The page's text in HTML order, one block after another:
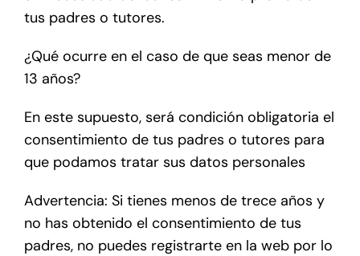
tus padres o tutores.
¿Qué ocurre en el caso de que seas menor de
13 años?
En este supuesto, será condición obligatoria el
consentimiento de tus padres o tutores para
que podamos tratar sus datos personales
Advertencia: Si tienes menos de trece años y
no has obtenido el consentimiento de tus
padres, no puedes registrarte en la web por lo